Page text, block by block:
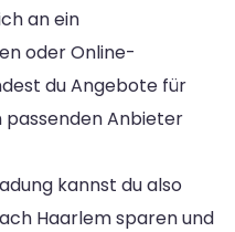
an ein
oder Online-
du Angebote für
passenden Anbieter
kannst du also
Haarlem sparen und